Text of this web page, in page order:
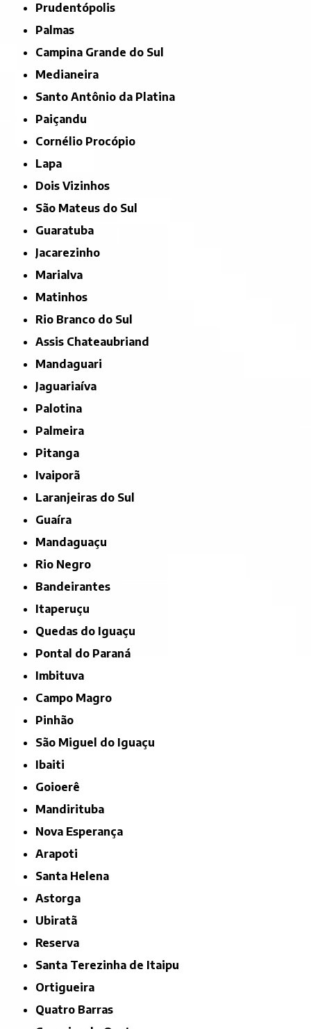
Prudentópolis
Palmas
Campina Grande do Sul
Medianeira
Santo Antônio da Platina
Paiçandu
Cornélio Procópio
Lapa
Dois Vizinhos
São Mateus do Sul
Guaratuba
Jacarezinho
Marialva
Matinhos
Rio Branco do Sul
Assis Chateaubriand
Mandaguari
Jaguariaíva
Palotina
Palmeira
Pitanga
Ivaiporã
Laranjeiras do Sul
Guaíra
Mandaguaçu
Rio Negro
Bandeirantes
Itaperuçu
Quedas do Iguaçu
Pontal do Paraná
Imbituva
Campo Magro
Pinhão
São Miguel do Iguaçu
Ibaiti
Goioerê
Mandirituba
Nova Esperança
Arapoti
Santa Helena
Astorga
Ubiratã
Reserva
Santa Terezinha de Itaipu
Ortigueira
Quatro Barras